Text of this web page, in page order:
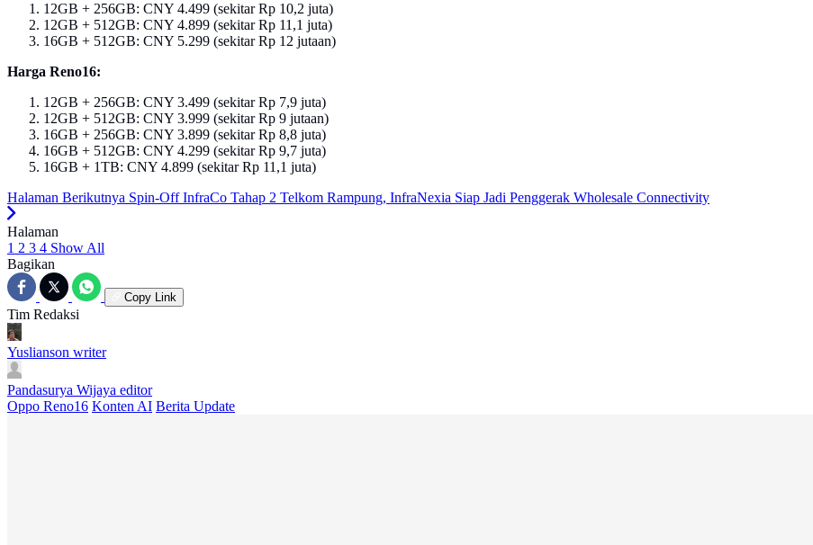
12GB + 256GB: CNY 4.499 (sekitar Rp 10,2 juta)
12GB + 512GB: CNY 4.899 (sekitar Rp 11,1 juta)
16GB + 512GB: CNY 5.299 (sekitar Rp 12 jutaan)
Harga Reno16:
12GB + 256GB: CNY 3.499 (sekitar Rp 7,9 juta)
12GB + 512GB: CNY 3.999 (sekitar Rp 9 jutaan)
16GB + 256GB: CNY 3.899 (sekitar Rp 8,8 juta)
16GB + 512GB: CNY 4.299 (sekitar Rp 9,7 juta)
16GB + 1TB: CNY 4.899 (sekitar Rp 11,1 juta)
Halaman Berikutnya Spin-Off InfraCo Tahap 2 Telkom Rampung, InfraNexia Siap Jadi Penggerak Wholesale Connectivity
Halaman
1 2 3 4 Show All
Bagikan
Copy Link
Tim Redaksi
Yuslianson writer
Pandasurya Wijaya editor
Oppo Reno16 Konten AI Berita Update